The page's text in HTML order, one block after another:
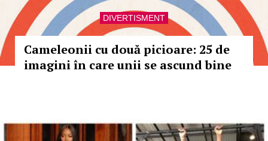
DIVERTISMENT
Cameleonii cu două picioare: 25 de
imagini în care unii se ascund bine